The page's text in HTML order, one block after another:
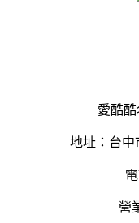
愛酷
地址：台中
營